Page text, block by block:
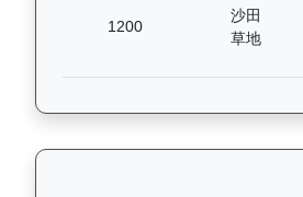
1200
沙田
草地